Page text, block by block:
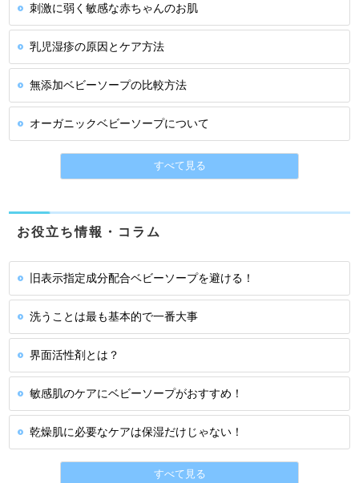
刺激に弱く敏感な赤ちゃんのお肌
乳児湿疹の原因とケア方法
無添加ベビーソープの比較方法
オーガニックベビーソープについて
すべて見る
お役立ち情報・コラム
旧表示指定成分配合ベビーソープを避ける！
洗うことは最も基本的で一番大事
界面活性剤とは？
敏感肌のケアにベビーソープがおすすめ！
乾燥肌に必要なケアは保湿だけじゃない！
すべて見る